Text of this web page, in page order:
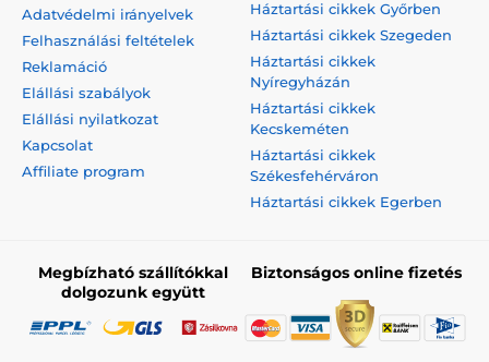
Adatvédelmi irányelvek
Felhasználási feltételek
Reklamáció
Elállási szabályok
Elállási nyilatkozat
Kapcsolat
Affiliate program
Háztartási cikkek Győrben
Háztartási cikkek Szegeden
Háztartási cikkek
Nyíregyházán
Háztartási cikkek
Kecskeméten
Háztartási cikkek
Székesfehérváron
Háztartási cikkek Egerben
Megbízható szállítókkal
dolgozunk együtt
Biztonságos online fizetés